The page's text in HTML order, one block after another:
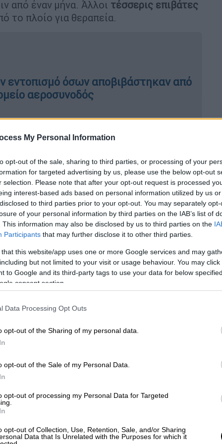
My Personal Information
opt-out of the sale, sharing to third parties, or processing of your
for targeted advertising by us, please use the below opt-out
selection. Please note that after your opt-out request is processed
interest-based ads based on personal information utilized by us
to third parties prior to your opt-out. You may separately
of your personal information by third parties on the IAB’s list of
This information may also be disclosed by us to third parties on the
Participants that may further disclose it to other third parties.
that this website/app uses one or more Google services and may
but not limited to your visit or usage behaviour. You may
to Google and its third-party tags to use your data for below
consent section.
Data Processing Opt Outs
opt-out of the Sharing of my personal data.
opt-out of the Sale of my Personal Data.
opt-out of processing my Personal Data for Targeted
opt-out of Collection, Use, Retention, Sale, and/or Sharing
Data that Is Unrelated with the Purposes for which it
από έναν μήνα. Άλλοι τέσσερις επιβάτες
το πλοίο για θεραπεία.
εντοπισμό όσων αποβιβάστηκαν από
αεροσυνοδός
χανταϊό - Καταγγελίες για επιβάτες
επιχείρηση βρίσκεται σε εξέλιξηγια τον
στον ιό και έχουν ήδη επιστρέψει
αυτών τοΗνωμένο Βασίλειο, ηΝότια
. Οι ειδικοί στην υγεία τονίζουν ότιο
. Πόσο λοιπόν πρέπει να ανησυχούμε;
Βαν Κέρκοβε από τον Παγκόσμιο
πρόκειται για την αρχή μιας πανδημίας
γρίπη,
που είναι
Άνδεων του χανταϊού που βρίσκεται
παγκόσμιας εξάπλωσης παραμένει
ότιέχουν εντοπιστεί οκτώ περιστατικά
- σε ανθρώπους που βρίσκονταν στο